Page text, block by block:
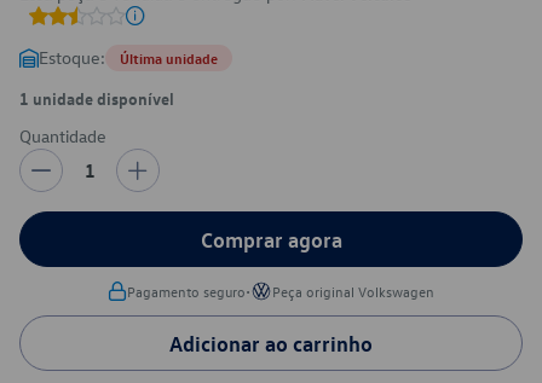
Estoque: Última unidade
1 unidade disponível
Quantidade
1
Comprar agora
Pagamento seguro• Peça original Volkswagen
Adicionar ao carrinho